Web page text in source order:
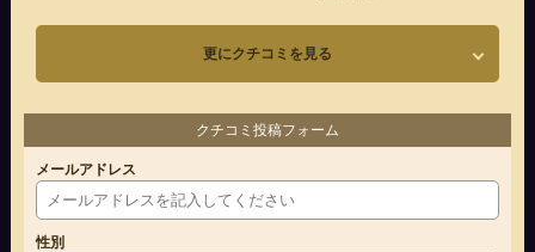
更にクチコミを見る
クチコミ投稿フォーム
メールアドレス
性別